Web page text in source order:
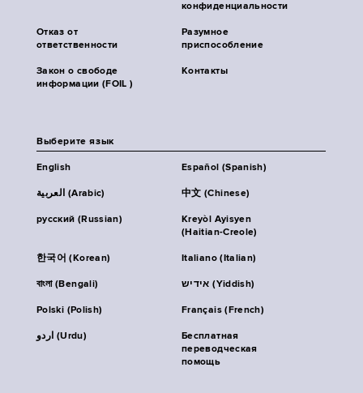
конфиденциальности
Отказ от
ответственности
Разумное
приспособление
Закон о свободе
информации (FOIL )
Контакты
Выберите язык
English Español (Spanish)
العربية (Arabic) 中文 (Chinese)
русский (Russian)
Kreyòl Ayisyen
(Haitian-Creole)
한국어 (Korean) Italiano (Italian)
বাংলা (Bengali) אידיש (Yiddish)
Polski (Polish) Français (French)
اردو (Urdu)
Бесплатная
переводческая
помощь